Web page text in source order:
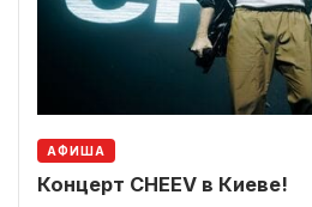
АФИША
Концерт CHEEV в Киеве!